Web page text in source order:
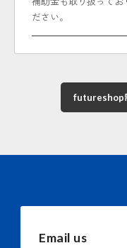
ださい。
futureshop
Email us